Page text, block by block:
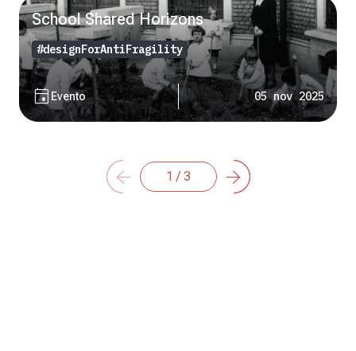
School Shared Horizons
#designForAntiFragility
event Evento 05 nov 2025
arrow_back 1 / 3 arrow_forward